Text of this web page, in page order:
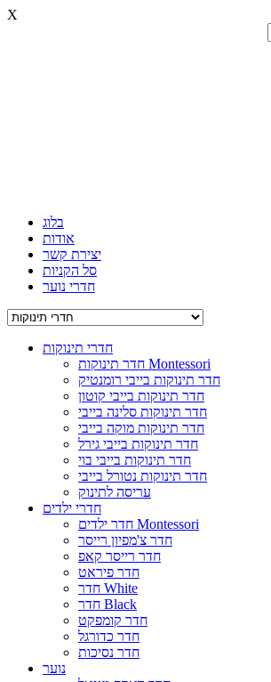
X
בלוג
אודות
יצירת קשר
סל הקניות
חדרי נוער
חדרי תינוקות
חדר תינוקות Montessori
חדר תינוקות בייבי רומנטיק
חדר תינוקות בייבי קוטון
חדר תינוקות סלינה בייבי
חדר תינוקות מוקה בייבי
חדר תינוקות בייבי גירל
חדר תינוקות בייבי בוי
חדר תינוקות נטורל בייבי
עריסה לתינוק
חדרי ילדים
חדר ילדים Montessori
חדר צ'מפיון רייסר
חדר רייסר קאפ
חדר פיראט
חדר White
חדר Black
חדר קומפקט
חדר כדורגל
חדר נסיכות
נוער